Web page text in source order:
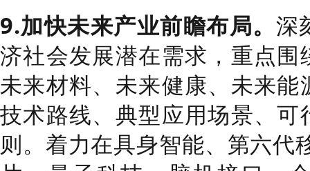
9.加快未来产业前瞻布局。 深
济社会发展潜在需求，重点
未来材料、未来健康、未来
技术路线、典型应用场景、
则。着力在具身智能、第六代